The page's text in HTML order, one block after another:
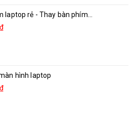
laptop rẻ - Thay bàn phím...
hình laptop